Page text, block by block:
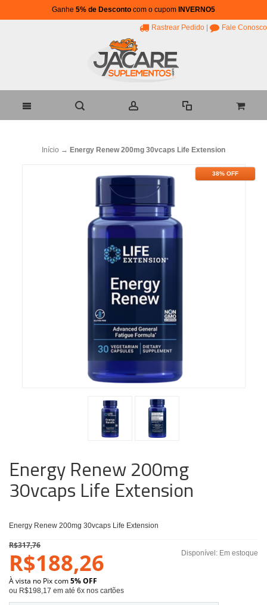
Ganhe 5% de Desconto com o cupom INVERNO5
Rastrear Pedido Fale Conosco
Início → Energy Renew 200mg 30vcaps Life Extension
38% OFF
Energy Renew 200mg
30vcaps Life Extension
Energy Renew 200mg 30vcaps Life Extension
Disponível: Em estoque
R$317,76
R$188,26
À vista no Pix com5% OFF
ou R$198,17 em até 6x nos cartões